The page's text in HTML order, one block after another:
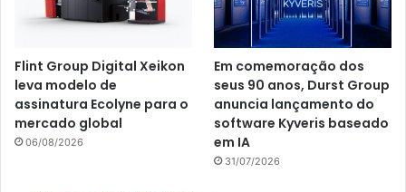
Flint Group Digital Xeikon
leva modelo de
assinatura Ecolyne para o
mercado global
06/08/2026
Em comemoração dos
seus 90 anos, Durst Group
anuncia lançamento do
software Kyveris baseado
em IA
31/07/2026